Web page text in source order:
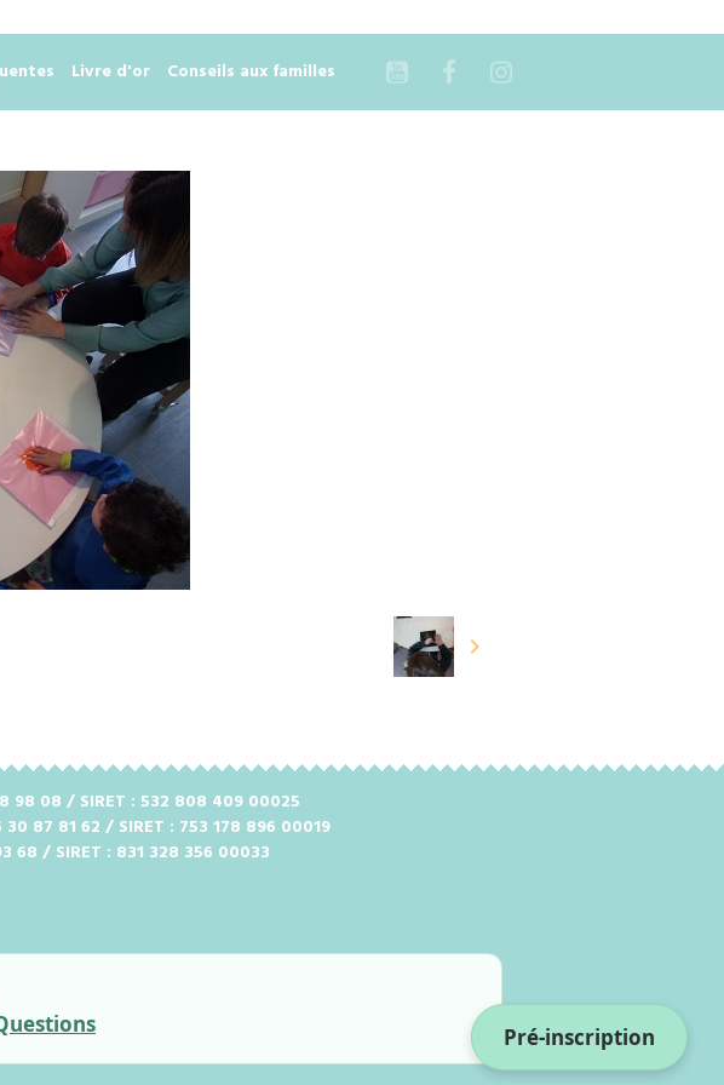
Pré-inscription
Livre d'or Conseils aux familles
98 08 / SIRET : 532 808 409 00025
87 81 62 / SIRET : 753 178 896 00019
68 / SIRET : 831 328 356 00033